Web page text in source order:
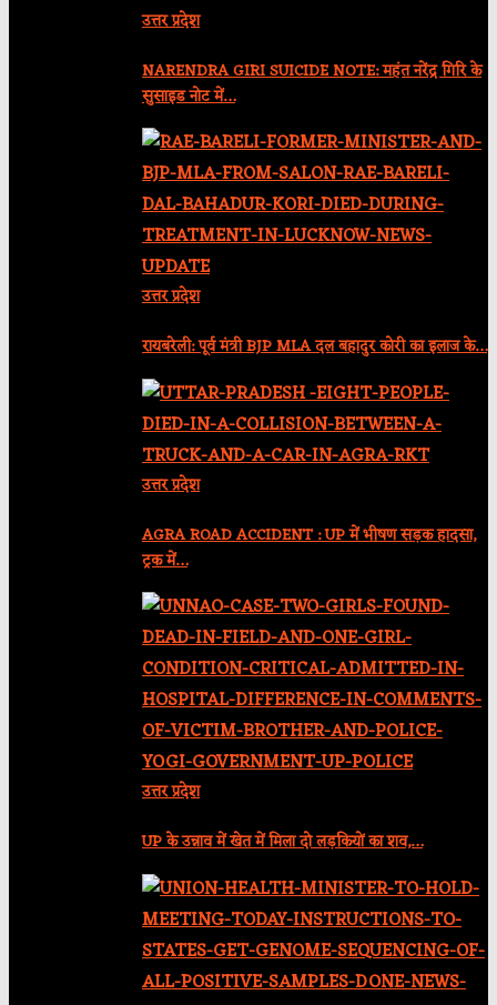
उत्तर प्रदेश
NARENDRA GIRI SUICIDE NOTE: महंत नरेंद्र गिरि के
सुसाइड नोट में…
उत्तर प्रदेश
रायबरेली: पूर्व मंत्री BJP MLA दल बहादुर कोरी का इलाज के…
उत्तर प्रदेश
AGRA ROAD ACCIDENT : UP में भीषण सड़क हादसा,
ट्रक में…
उत्तर प्रदेश
UP के उन्नाव में खेत में मिला दो लड़कियों का शव,…